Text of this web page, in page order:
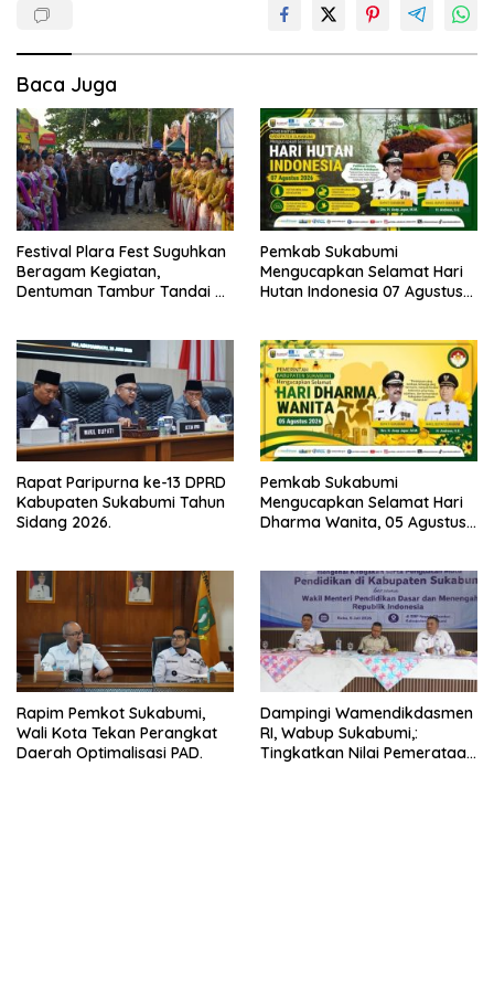
Baca Juga
Festival Plara Fest Suguhkan
Beragam Kegiatan,
Dentuman Tambur Tandai di
Pemkab Sukabumi
Mengucapkan Selamat Hari
Hutan Indonesia 07 Agustus
Rapat Paripurna ke-13 DPRD
Kabupaten Sukabumi Tahun
Sidang 2026.
Pemkab Sukabumi
Mengucapkan Selamat Hari
Dharma Wanita, 05 Agustus
Rapim Pemkot Sukabumi,
Wali Kota Tekan Perangkat
Daerah Optimalisasi PAD.
Dampingi Wamendikdasmen
RI, Wabup Sukabumi,:
Tingkatkan Nilai Pemerataan